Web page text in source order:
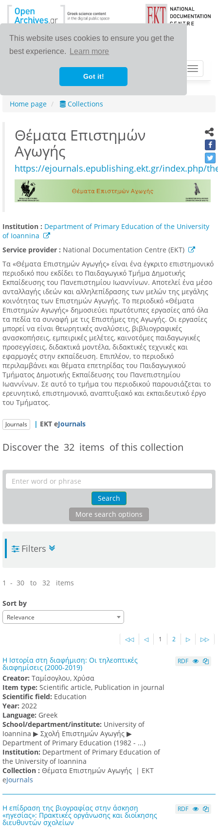
This website uses cookies to ensure you get the
best experience.
Learn more
Got it!
Toggle
Home page Collections
Θέματα Επιστημών
Αγωγής
https://ejournals.epublishing.ekt.gr/index.php/
Institution : Department of Primary Education of the University
of Ioannina
Service provider : National Documentation Centre (EKT)
Τα «Θέματα Επιστημών Αγωγής» είναι ένα έγκριτο επιστημονικό
περιοδικό που εκδίδει το Παιδαγωγικό Τμήμα Δημοτικής
Εκπαίδευσης του Πανεπιστημίου Ιωαννίνων. Αποτελεί ένα μέσο
ανταλλαγής ιδεών και αλληλεπίδρασης των μελών της μεγάλης
κοινότητας των Επιστημών Αγωγής. Το περιοδικό «Θέματα
Επιστημών Αγωγής» δημοσιεύει πρωτότυπες εργασίες από όλα
τα πεδία τα συναφή με τις Επιστήμες της Αγωγής. Οι εργασίες
μπορεί να είναι θεωρητικές αναλύσεις, βιβλιογραφικές
ανασκοπήσεις, εμπειρικές μελέτες, καινοτόμες παιδαγωγικές
προσεγγίσεις, διδακτικά μοντέλα, διδακτικές τεχνικές και
εφαρμογές στην εκπαίδευση. Επιπλέον, το περιοδικό
περιλαμβάνει και θέματα επετηρίδας του Παιδαγωγικού
Τμήματος Δημοτικής Εκπαίδευσης του Πανεπιστημίου
Ιωαννίνων. Σε αυτό το τμήμα του περιοδικού παρουσιάζεται το
ερευνητικό, επιστημονικό, αναπτυξιακό και εκπαιδευτικό έργο
του Τμήματος.
Journals | ΕΚΤ eJournals
Discover the 32 items of this collection
Search
More search options
Filters
1 - 30 to 32 items
Sort by
Relevance
◁◁ ◁ 1 2 ▷ ▷▷
Η Ιστορία στη διαφήμιση: Οι τηλεοπτικές
διαφημίσεις (2000-2019)
Creator: Ταμίσογλου, Χρύσα
Item type: Scientific article, Publication in journal
Scientific field: Education
Υear: 2022
Language: Greek
School/department/institute: University of
Ioannina ▶ Σχολή Επιστημών Αγωγής ▶
Department of Primary Education (1982 - ...)
Institution: Department of Primary Education of
the University of Ioannina
Collection : Θέματα Επιστημών Αγωγής | ΕΚΤ
eJournals
RDF
Η επίδραση της βιογραφίας στην άσκηση
«ηγεσίας»: Πρακτικές οργάνωσης και διοίκησης
διευθυντών σχολείων
RDF